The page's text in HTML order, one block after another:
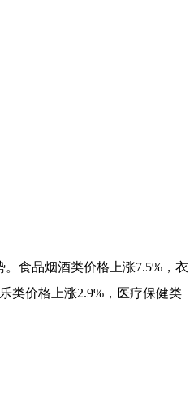
。食品烟酒类价格上涨7.5% ，衣
类价格上涨2.9% ，医疗保健类